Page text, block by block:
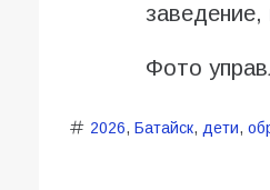
заведение,
Фото
2026, Батайск, дети,